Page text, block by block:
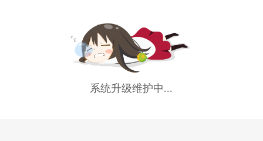
系统升级维护中...